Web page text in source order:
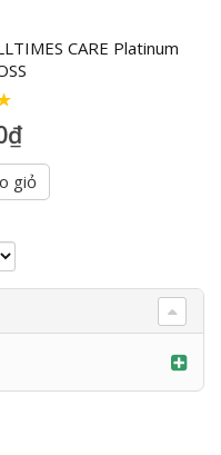
CARE Platinum
₫
giỏ